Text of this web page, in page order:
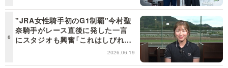
"JRA女性騎手初のG1制覇"今村聖
奈騎手がレース直後に発した一言
にスタジオも興奮「これはしびれ
2026.06.19